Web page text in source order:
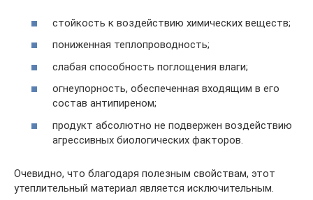
стойкость к воздействию химических веществ;
пониженная теплопроводность;
слабая способность поглощения влаги;
огнеупорность, обеспеченная входящим в его
состав антипиреном;
продукт абсолютно не подвержен воздействию
агрессивных биологических факторов.
Очевидно, что благодаря полезным свойствам, этот
утеплительный материал является исключительным.